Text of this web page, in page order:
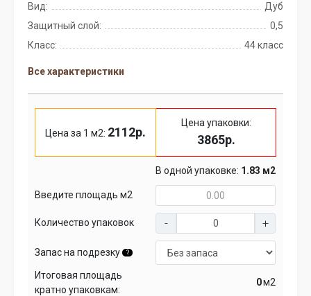
Вид:
Дуб
Защитный слой:
0,5
Класс:
44 класс
Все характеристики
Цена за 1 м2: 2112р.
Цена упаковки:
3865р.
В одной упаковке: 1.83 м2
Введите площадь м2
Количество упаковок
Запас на подрезку ?
Итоговая площадь
кратно упаковкам:
м2